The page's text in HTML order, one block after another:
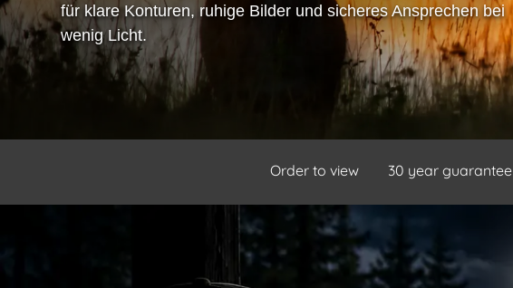
für klare Konturen, ruhige Bilder und sicheres Ansprechen bei
wenig Licht.
Order to view 30 year guarantee